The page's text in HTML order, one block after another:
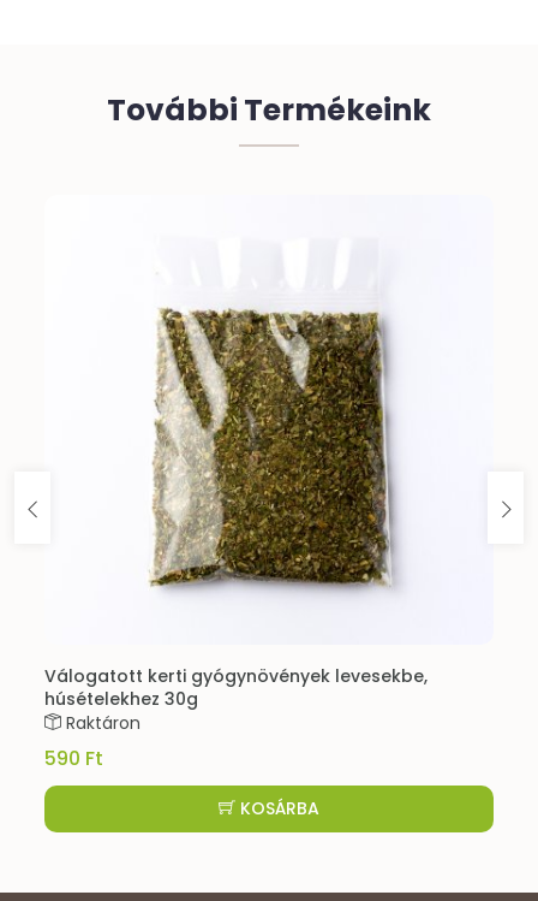
További Termékeink
Válogatott kerti gyógynövények levesekbe,
húsételekhez 30g
Raktáron
590 Ft
KOSÁRBA